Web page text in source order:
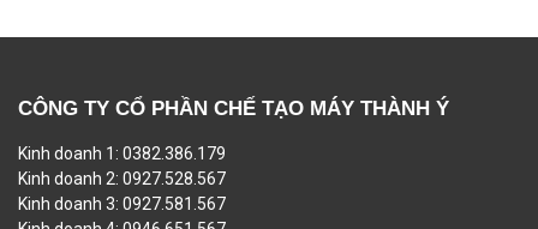
CÔNG TY CỔ PHẦN CHẾ TẠO MÁY THÀNH Ý
Kinh doanh 1: 0382.386.179
Kinh doanh 2: 0927.528.567
Kinh doanh 3: 0927.581.567